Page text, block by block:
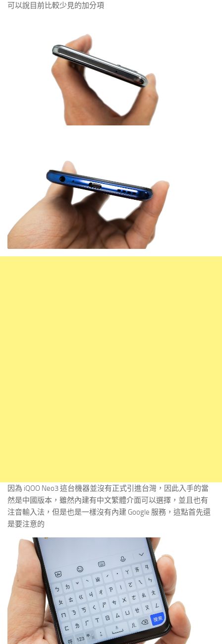
可以說目前比較少見的加分項
因為 iQOO Neo3 這台機器並沒有正式引進台灣，因此入手的當
然是中國版本，雖然內建有中文繁體介面可以選擇，並且也有
注音輸入法，但是也是一樣沒有內建 Google 服務，這點首先還
是要注意的